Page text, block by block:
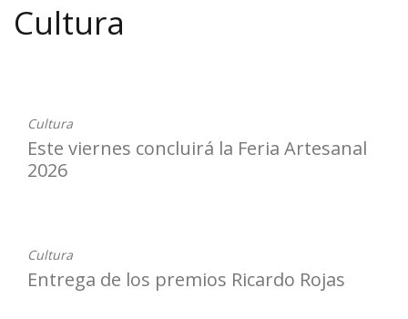
Cultura
Cultura
Este viernes concluirá la Feria Artesanal
2026
Cultura
Entrega de los premios Ricardo Rojas